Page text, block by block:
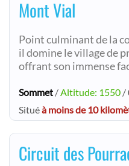
Mont Vial
Point culminant de la
il domine le village de
offrant son immense
Sommet /Altitude: 1550 /
Situéà moins de 10
Circuit des